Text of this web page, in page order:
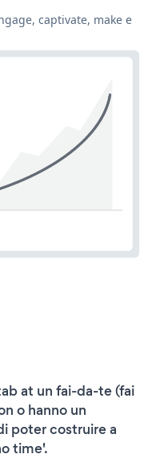
captivate, make e
at un fai-da-te (fai
o hanno un
poter costruire a
time'.